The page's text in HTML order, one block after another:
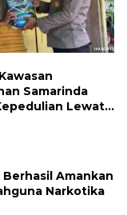
Samarinda
Lewat
Berhasil Amankan
Narkotika